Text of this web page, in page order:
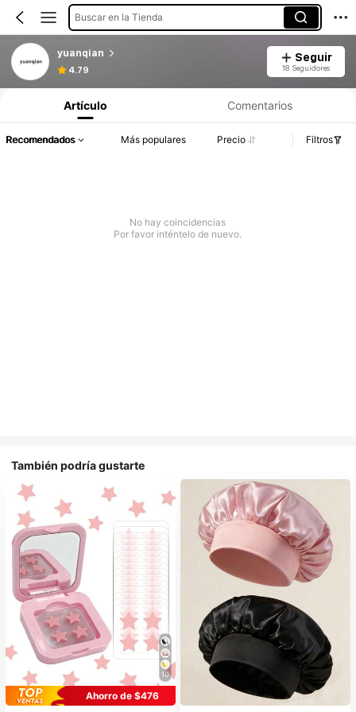
Buscar en la Tienda
yuanqian
4.79
Seguir
18 Seguidores
Artículo Comentarios
Recomendados Más populares Precio Filtros
No hay coincidencias
Por favor inténtelo de nuevo.
También podría gustarte
10
Ahorro de $476